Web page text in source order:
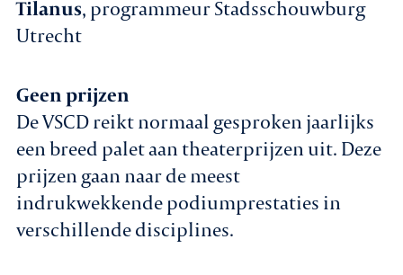
Tilanus, programmeur Stadsschouwburg
Utrecht
Geen prijzen
De VSCD reikt normaal gesproken jaarlijks
een breed palet aan theaterprijzen uit. Deze
prijzen gaan naar de meest
indrukwekkende podiumprestaties in
verschillende disciplines.